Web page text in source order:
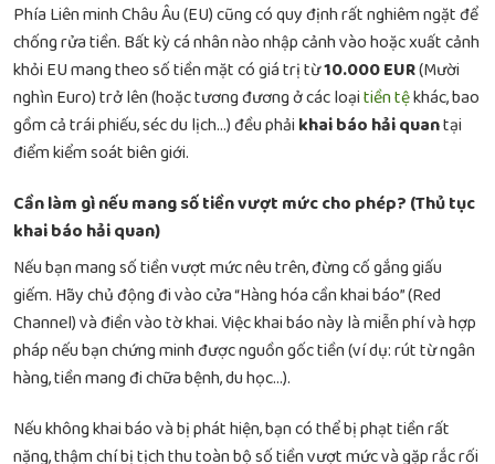
Phía Liên minh Châu Âu (EU) cũng có quy định rất nghiêm ngặt để
chống rửa tiền. Bất kỳ cá nhân nào nhập cảnh vào hoặc xuất cảnh
khỏi EU mang theo số tiền mặt có giá trị từ10.000 EUR(Mười
nghìn Euro) trở lên (hoặc tương đương ở các loạitiền tệkhác, bao
gồm cả trái phiếu, séc du lịch…) đều phải khai báo hải quantại
điểm kiểm soát biên giới.
Cần làm gì nếu mang số tiền vượt mức cho phép? (Thủ tục
khai báo hải quan)
Nếu bạn mang số tiền vượt mức nêu trên, đừng cố gắng giấu
giếm. Hãy chủ động đi vào cửa “Hàng hóa cần khai báo” (Red
Channel) và điền vào tờ khai. Việc khai báo này là miễn phí và hợp
pháp nếu bạn chứng minh được nguồn gốc tiền (ví dụ: rút từ ngân
hàng, tiền mang đi chữa bệnh, du học…).
Nếu không khai báo và bị phát hiện, bạn có thể bị phạt tiền rất
nặng, thậm chí bị tịch thu toàn bộ số tiền vượt mức và gặp rắc rối